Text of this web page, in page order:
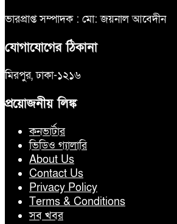
ভারপ্রাপ্ত সম্পাদক : মো: জয়নাল আবেদীন
যোগাযোগের ঠিকানা
মিরপুর, ঢাকা-১২১৬
প্রয়োজনীয় লিঙ্ক
কনভার্টার
ভিডিও গ্যালারি
About Us
Contact Us
Privacy Policy
Terms & Conditions
সব খবর